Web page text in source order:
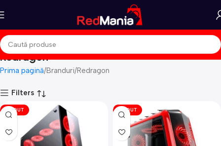
Redragon
Prima pagină Branduri Redragon
Filters
VÎNDUT VÎNDUT